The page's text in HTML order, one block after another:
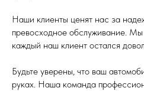
Наши клиенты ценят нас за
превосходное обслуживание. Мы
каждый наш клиент остался
Будьте уверены, что ваш
руках. Наша команда